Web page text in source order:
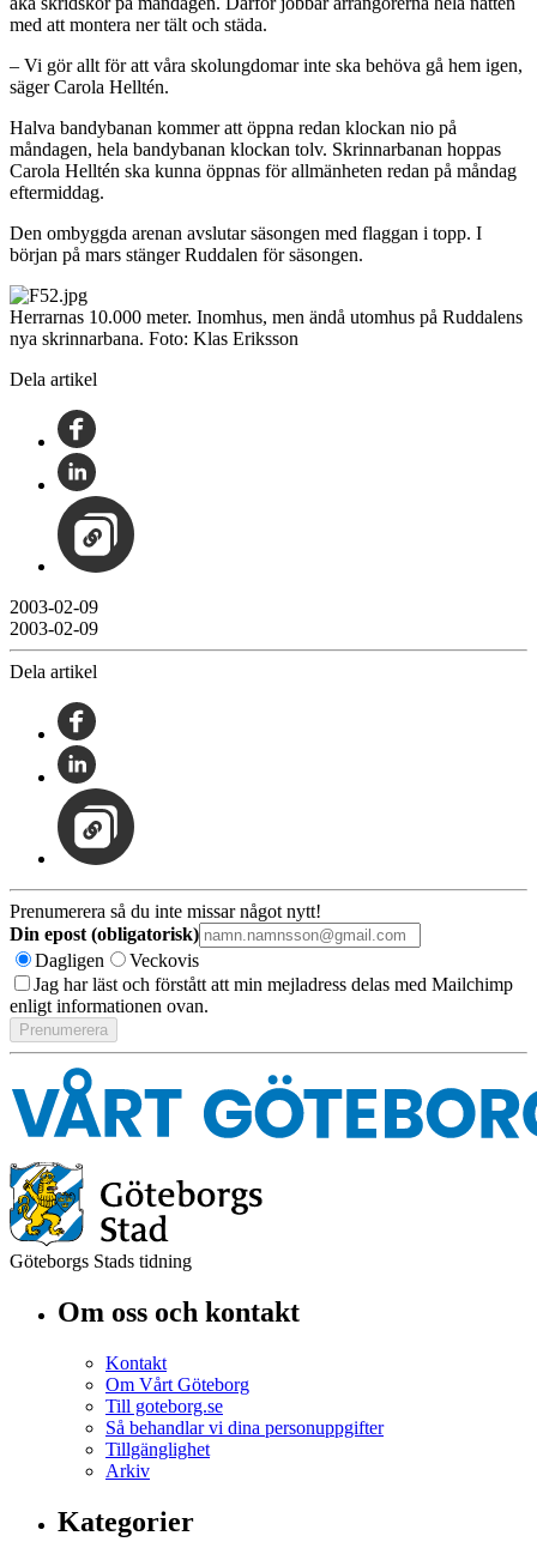
med att montera ner tält och städa.
– Vi gör allt för att våra skolungdomar inte ska behöva gå hem igen,
säger Carola Helltén.
Halva bandybanan kommer att öppna redan klockan nio på
måndagen, hela bandybanan klockan tolv. Skrinnarbanan hoppas
Carola Helltén ska kunna öppnas för allmänheten redan på måndag
eftermiddag.
Den ombyggda arenan avslutar säsongen med flaggan i topp. I
början på mars stänger Ruddalen för säsongen.
Herrarnas 10.000 meter. Inomhus, men ändå utomhus på Ruddalens
nya skrinnarbana. Foto: Klas Eriksson
Dela artikel
2003-02-09
2003-02-09
Dela artikel
Prenumerera så du inte missar något nytt!
Din epost (obligatorisk)
Dagligen
Veckovis
Jag har läst och förstått att min mejladress delas med Mailchimp
enligt informationen ovan.
Göteborgs Stads tidning
Om oss och kontakt
Kontakt
Om Vårt Göteborg
Till goteborg.se
Så behandlar vi dina personuppgifter
Tillgänglighet
Arkiv
Kategorier